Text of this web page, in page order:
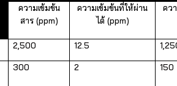
ความเข้มข้น
สาร (ppm)
ความเข้มข้นที่ให้ผ่าน
ได้ (ppm)
คว
2,500 12.5
300 2 150